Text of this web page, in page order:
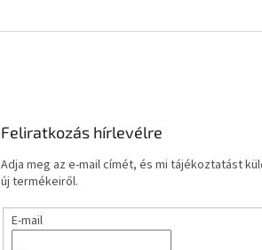
Feliratkozás hírlevélre
Adja meg az e-mail címét, és mi tájékoztatást
új termékeiről.
E-mail